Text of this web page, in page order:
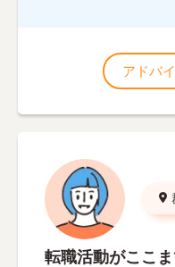
アドバ
転職活動がここ